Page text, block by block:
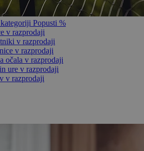
Popusti %
v razprodaji
v razprodaji
v razprodaji
očala v razprodaji
ure v razprodaji
v razprodaji